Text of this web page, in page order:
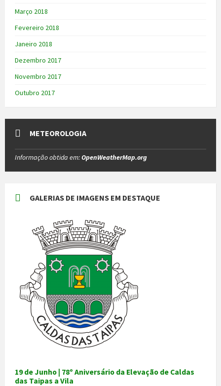
Março 2018
Fevereiro 2018
Janeiro 2018
Dezembro 2017
Novembro 2017
Outubro 2017
METEOROLOGIA
Informação obtida em:OpenWeatherMap.org
GALERIAS DE IMAGENS EM DESTAQUE
19 de Junho | 78º Aniversário da Elevação de Caldas
das Taipas a Vila